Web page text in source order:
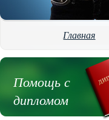
Главная
Помощь с
дипломом